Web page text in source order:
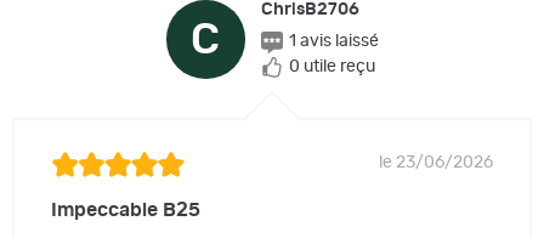
C
ChrisB2706
1 avis laissé
0 utile reçu
le 23/06/2026
Impeccable B25